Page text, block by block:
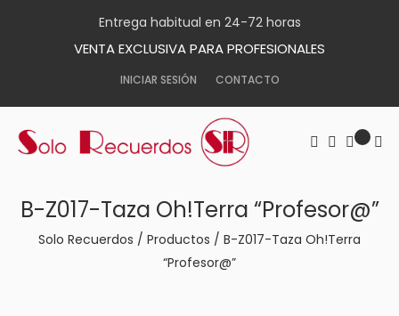
Entrega habitual en 24-72 horas
VENTA EXCLUSIVA PARA PROFESIONALES
INICIAR SESIÓN CONTACTO
B-Z017-Taza Oh!Terra “Profesor@”
Solo Recuerdos / Productos / B-Z017-Taza Oh!Terra
“Profesor@”